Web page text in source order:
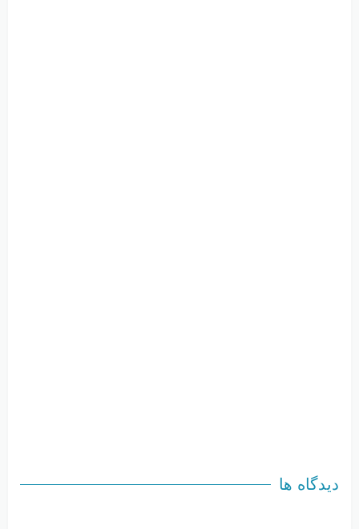
دیدگاه ها